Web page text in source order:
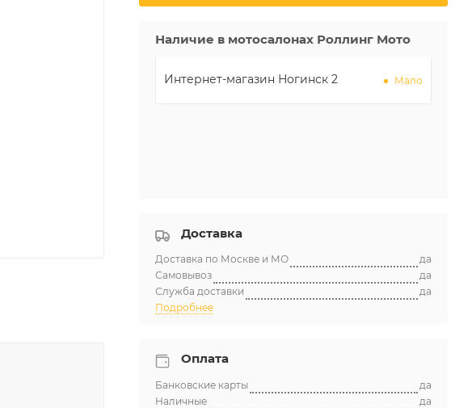
Наличие в мотосалонах Роллинг Мото
Интернет-магазин Ногинск 2 Мало
Доставка
Доставка по Москве и МО
да
Самовывоз
да
Служба доставки
да
Подробнее
Оплата
Банковские карты
да
Наличные
да